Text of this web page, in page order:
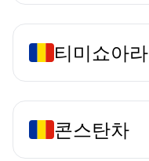
티미쇼아라
콘스탄차